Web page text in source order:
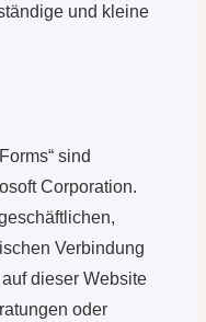
und kleine
sind
Corporation.
Verbindung
dieser Website
oder